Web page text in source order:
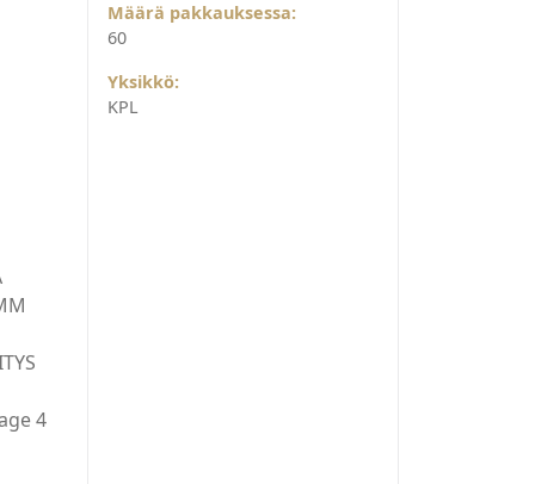
Määrä pakkauksessa:
60
Yksikkö:
KPL